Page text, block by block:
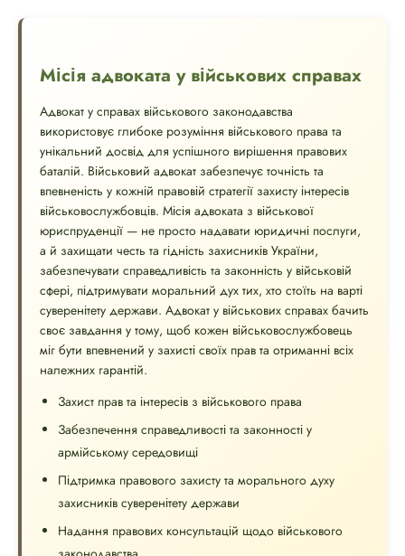
Місія адвоката у військових справах
Адвокат у справах військового законодавства
використовує глибоке розуміння військового права та
унікальний досвід для успішного вирішення правових
баталій. Військовий адвокат забезпечує точність та
впевненість у кожній правовій стратегії захисту інтересів
військовослужбовців. Місія адвоката з військової
юриспруденції — не просто надавати юридичні послуги,
а й захищати честь та гідність захисників України,
забезпечувати справедливість та законність у військовій
сфері, підтримувати моральний дух тих, хто стоїть на варті
суверенітету держави. Адвокат у військових справах бачить
своє завдання у тому, щоб кожен військовослужбовець
міг бути впевнений у захисті своїх прав та отриманні всіх
належних гарантій.
Захист прав та інтересів з військового права
Забезпечення справедливості та законності у
армійському середовищі
Підтримка правового захисту та морального духу
захисників суверенітету держави
Надання правових консультацій щодо військового